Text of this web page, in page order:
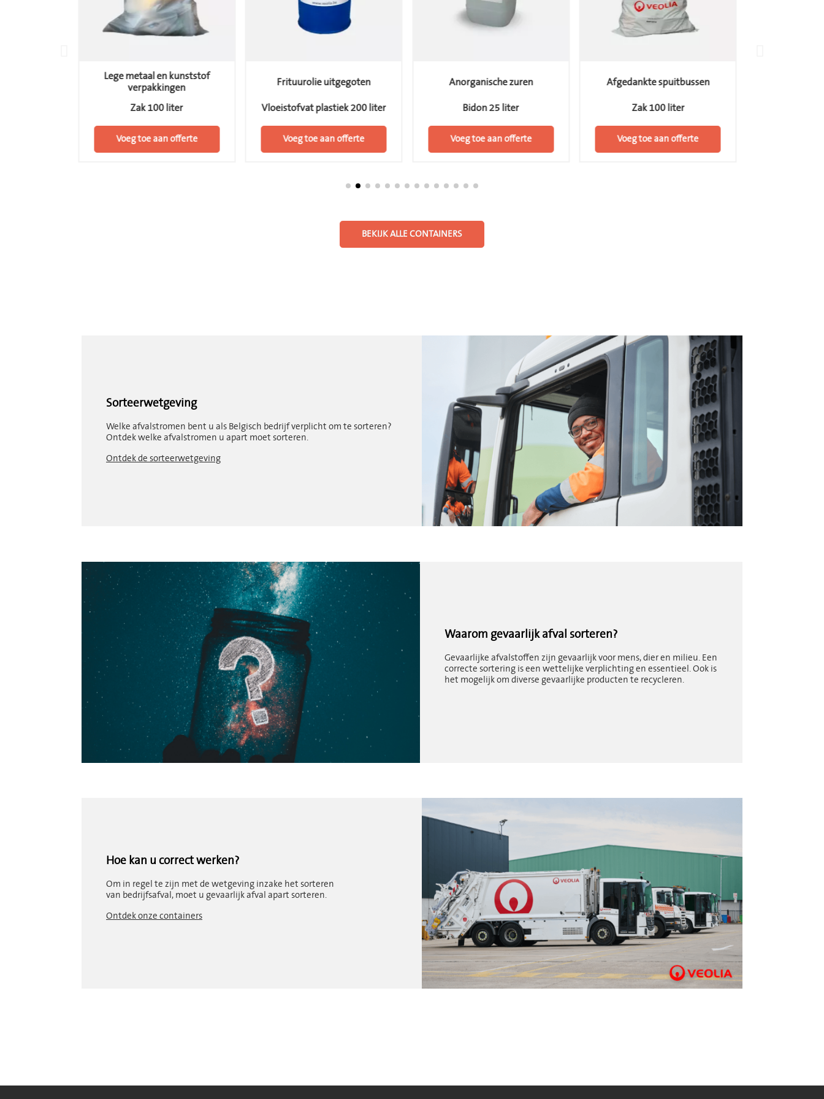
Lege metaal en kunststof
verpakkingen
Zak 100 liter
Voeg toe aan offerte
Frituurolie uitgegoten
Vloeistofvat plastiek 200 liter
Voeg toe aan offerte
Anorganische zuren
Bidon 25 liter
Voeg toe aan offerte
Afgedankte spuitbussen
Zak 100 liter
Voeg toe aan offerte
BEKIJK ALLE CONTAINERS
Sorteerwetgeving
Welke afvalstromen bent u als Belgisch bedrijf verplicht om te sorteren?
Ontdek welke afvalstromen u apart moet sorteren.
Ontdek de sorteerwetgeving
Waarom gevaarlijk afval sorteren?
Gevaarlijke afvalstoffen zijn gevaarlijk voor mens, dier en milieu. Een
correcte sortering is een wettelijke verplichting en essentieel. Ook is
het mogelijk om diverse gevaarlijke producten te recycleren.
Hoe kan u correct werken?
Om in regel te zijn met de wetgeving inzake het sorteren
van bedrijfsafval, moet u gevaarlijk afval apart sorteren.
Ontdek onze containers